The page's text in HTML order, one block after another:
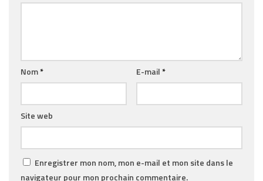
Nom* E-mail*
Site web
Enregistrer mon nom, mon e-mail et mon site dans le
navigateur pour mon prochain commentaire.